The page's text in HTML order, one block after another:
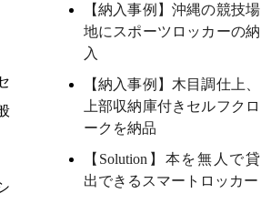
【納入事例】沖縄の競技場
地にスポーツロッカーの納
入
【納入事例】木目調仕上、
上部収納庫付きセルフクロ
ークを納品
【Solution】本を無人で貸
出できるスマートロッカー